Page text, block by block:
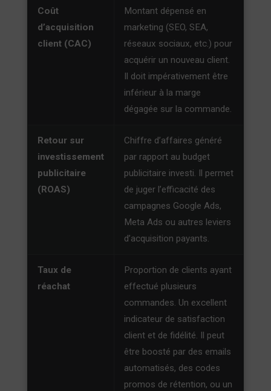
Coût
d’acquisition
client (CAC)
Montant dépensé en
marketing (SEO, SEA,
réseaux sociaux, etc.) pour
acquérir un nouveau client.
Il doit impérativement être
inférieur à la marge
dégagée sur la commande.
Retour sur
investissement
publicitaire
(ROAS)
Chiffre d’affaires généré
par rapport au budget
publicitaire investi. Il permet
de juger l’efficacité des
campagnes Google Ads,
Meta Ads ou autres leviers
d’acquisition payants.
Taux de
réachat
Proportion de clients ayant
effectué plusieurs
commandes. Un excellent
indicateur de satisfaction
client et de fidélité. Il peut
être boosté par des emails
automatisés, des codes
promos de rétention, ou un